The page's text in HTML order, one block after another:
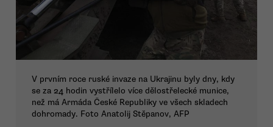
V prvním roce ruské invaze na Ukrajinu byly dny, kdy
se za 24 hodin vystřílelo více dělostřelecké munice,
než má Armáda České Republiky ve všech skladech
dohromady. Foto Anatolij Stěpanov, AFP